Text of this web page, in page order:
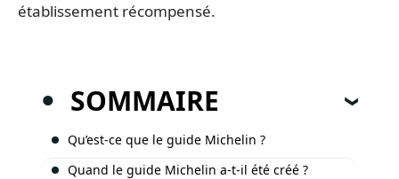
établissement récompensé.
SOMMAIRE
Qu’est-ce que le guide Michelin ?
Quand le guide Michelin a-t-il été créé ?